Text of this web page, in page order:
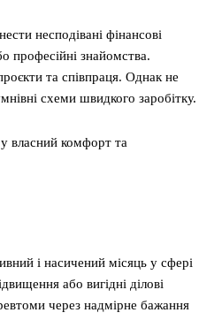
несподівані фінансові
професійні знайомства.
та співпраця. Однак не
схеми швидкого заробітку.
власний комфорт та
і насичений місяць у сфері
або вигідні ділові
через надмірне бажання